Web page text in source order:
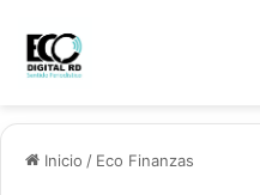
Inicio / Eco Finanzas